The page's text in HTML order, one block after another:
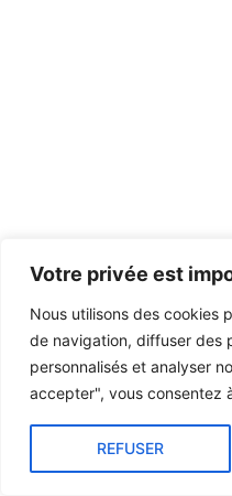
Votre privée est
Nous utilisons des cookies
de navigation, diffuser des
personnalisés et analyser
accepter", vous consentez
REFUSER